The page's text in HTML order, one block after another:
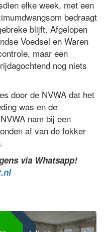
elke week, met een
bedraagt
blijft. Afgelopen
Voedsel en Waren
maar een
nog niets
door de NVWA dat het
was en de
nam bij een
af van de fokker
via Whatsapp!